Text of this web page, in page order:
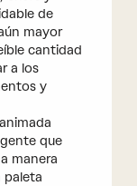
de
mayor
cantidad
a los
y
que
manera
paleta